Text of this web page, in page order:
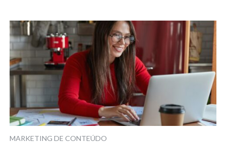
MARKETING DE CONTEÚDO